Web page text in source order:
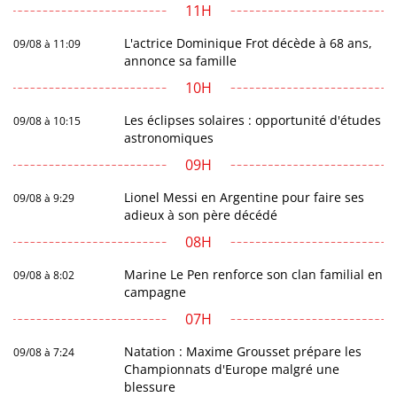
11H
09/08 à 11:09
L'actrice Dominique Frot décède à 68 ans,
annonce sa famille
10H
09/08 à 10:15
Les éclipses solaires : opportunité d'études
astronomiques
09H
09/08 à 9:29
Lionel Messi en Argentine pour faire ses
adieux à son père décédé
08H
09/08 à 8:02
Marine Le Pen renforce son clan familial en
campagne
07H
09/08 à 7:24
Natation : Maxime Grousset prépare les
Championnats d'Europe malgré une
blessure